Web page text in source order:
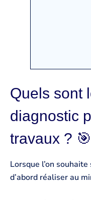
Quels sont
diagnostic
travaux ? 🎯
Lorsque l’on
d’abord réaliser au